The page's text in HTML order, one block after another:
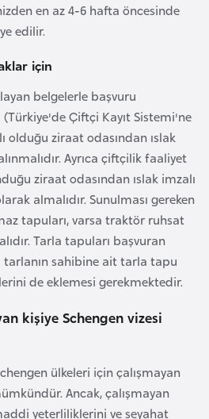
en az 4-6 hafta öncesinde
edilir.
için
belgelerle başvuru
Çiftçi Kayıt Sistemi'ne
olduğu ziraat odasından ıslak
Ayrıca çiftçilik faaliyet
ziraat odasından ıslak imzalı
almalıdır. Sunulması gereken
tapuları, varsa traktör ruhsat
Tarla tapuları başvuran
sahibine ait tarla tapu
de eklemesi gerekmektedir.
kişiye Schengen vizesi
ülkeleri için çalışmayan
Ancak, çalışmayan
yeterliliklerini ve seyahat